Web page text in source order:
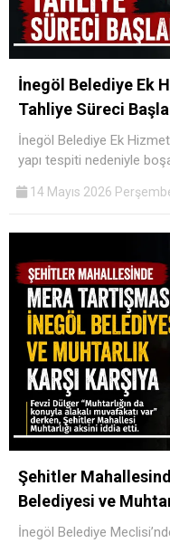
İnegöl Belediye Ek
Tahliye Süreci
İnegöl Belediye Ek
yapı tespiti nedeniyle
14 Mayıs 2026
Şehitler
Belediyesi ve
İnegöl Belediye